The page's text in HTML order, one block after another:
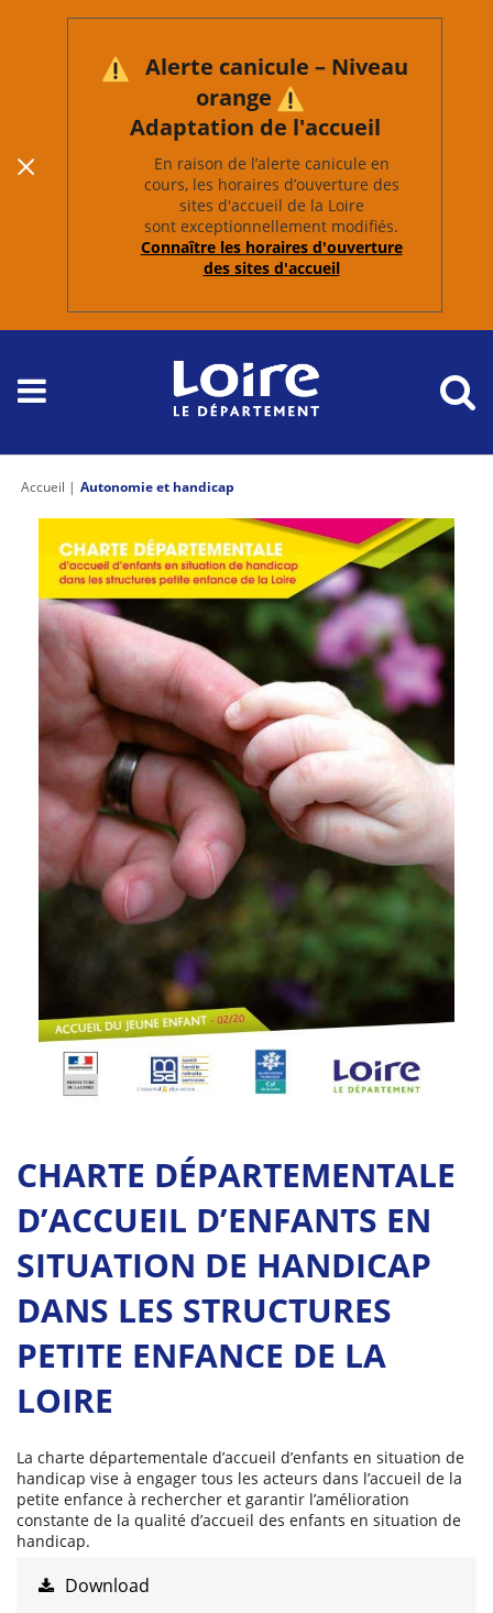
Alerte canicule – Niveau
orange
Adaptation de l'accueil
En raison de l’alerte canicule en
cours, les horaires d’ouverture des
sites d'accueil de la Loire
sont exceptionnellement modifiés.
Connaître les horaires d'ouverture
des sites d'accueil
Accueil Autonomie et handicap
CHARTE DÉPARTEMENTALE
D’ACCUEIL D’ENFANTS EN
SITUATION DE HANDICAP
DANS LES STRUCTURES
PETITE ENFANCE DE LA
LOIRE
La charte départementale d’accueil d’enfants en situation de
handicap vise à engager tous les acteurs dans l’accueil de la
petite enfance à rechercher et garantir l’amélioration
constante de la qualité d’accueil des enfants en situation de
handicap.
Download
[Download
text
-
267.71
KB)